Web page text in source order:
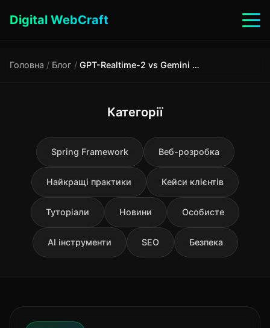
Digital WebCraft
Головна / Блог / GPT-Realtime-2 vs Gemini Live API: що обрати для голосового агента у 2026 році
Категорії
Spring Framework Веб-розробка
Найкращі практики Кейси клієнтів
Туторіали Новини Особисте
AI інструменти SEO Безпека